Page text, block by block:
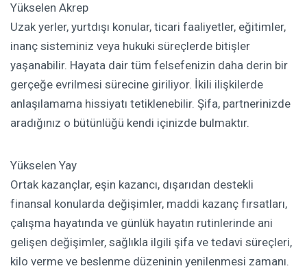
Yükselen Akrep
Uzak yerler, yurtdışı konular, ticari faaliyetler, eğitimler,
inanç sisteminiz veya hukuki süreçlerde bitişler
yaşanabilir. Hayata dair tüm felsefenizin daha derin bir
gerçeğe evrilmesi sürecine giriliyor. İkili ilişkilerde
anlaşılamama hissiyatı tetiklenebilir. Şifa, partnerinizde
aradığınız o bütünlüğü kendi içinizde bulmaktır.
Yükselen Yay
Ortak kazançlar, eşin kazancı, dışarıdan destekli
finansal konularda değişimler, maddi kazanç fırsatları,
çalışma hayatında ve günlük hayatın rutinlerinde ani
gelişen değişimler, sağlıkla ilgili şifa ve tedavi süreçleri,
kilo verme ve beslenme düzeninin yenilenmesi zamanı.